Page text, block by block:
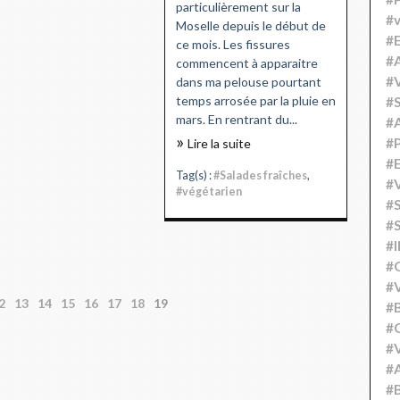
particulièrement sur la
Moselle depuis le début de
ce mois. Les fissures
commencent à apparaitre
dans ma pelouse pourtant
temps arrosée par la pluie en
mars. En rentrant du...
Lire la suite
Tag(s) :#Salades fraîches,
#végétarien
13 14 15 16 17 18 19